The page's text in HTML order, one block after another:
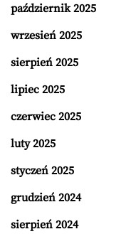
październik 2025
wrzesień 2025
sierpień 2025
lipiec 2025
czerwiec 2025
luty 2025
styczeń 2025
grudzień 2024
sierpień 2024